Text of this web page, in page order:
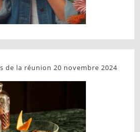
de la réunion 20 novembre 2024